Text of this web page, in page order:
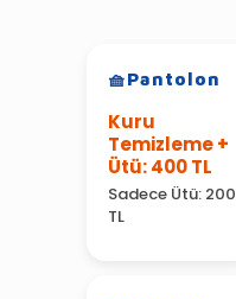
Pantolon
Kuru
Temizleme +
Ütü: 400 TL
Sadece Ütü: 200
TL